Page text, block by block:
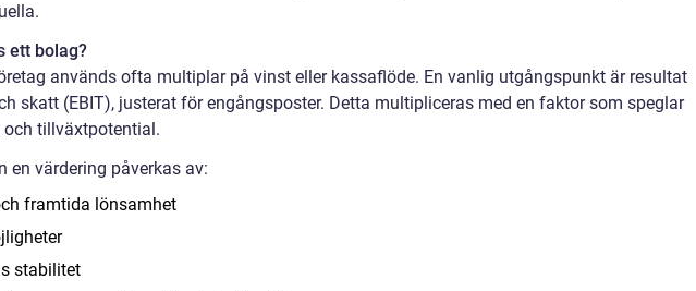
ett bolag?
används ofta multiplar på vinst eller kassaflöde. En vanlig utgångspunkt är resultat
skatt (EBIT), justerat för engångsposter. Detta multipliceras med en faktor som speglar
och tillväxtpotential.
en värdering påverkas av:
framtida lönsamhet
stabilitet